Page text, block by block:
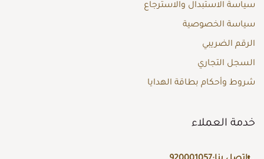
سياسة الاستبدال والاسترجاع
سياسة الخصوصية
الرقم الضريبي
السجل التجاري
شروط وأحكام بطاقة الهدايا
خدمة العملاء